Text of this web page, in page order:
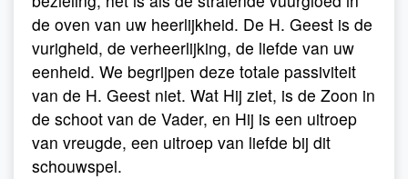
de oven van uw heerlijkheid. De H. Geest is de
vurigheid, de verheerlijking, de liefde van uw
eenheid. We begrijpen deze totale passiviteit
van de H. Geest niet. Wat Hij ziet, is de Zoon in
de schoot van de Vader, en Hij is een uitroep
van vreugde, een uitroep van liefde bij dit
schouwspel.